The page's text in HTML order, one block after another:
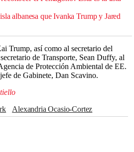
albanesa que Ivanka Trump y Jared
Trump, así como al secretario del
de Transporte, Sean Duffy, al
de Protección Ambiental de EE.
de Gabinete, Dan Scavino.
Alexandria Ocasio-Cortez